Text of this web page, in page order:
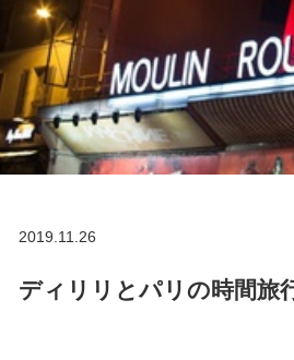
2019.11.26
ディリリとパリの時間旅